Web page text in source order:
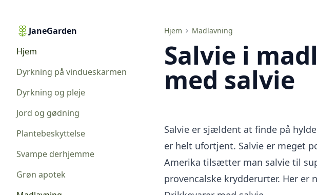
JaneGarden
Hjem
Dyrkning på vindueskarmen
Dyrkning og pleje
Jord og gødning
Plantebeskyttelse
Svampe derhjemme
Grøn apotek
Hjem Madlavning
Salvie i madlavning. Retter med salvie
Salvie i
med salvie
Salvie er sjældent at finde på
er helt ufortjent. Salvie er meget
Amerika tilsætter man salvie til
provencalske krydderurter. Her er